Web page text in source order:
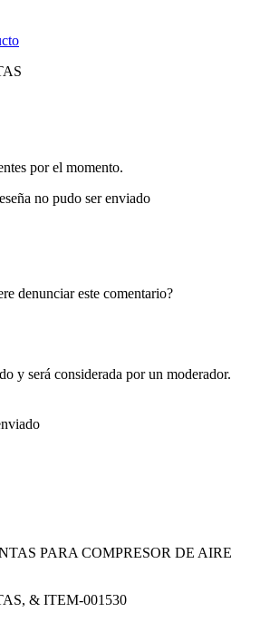
por el momento.
no pudo ser enviado
denunciar este comentario?
y será considerada por un moderador.
& ITEM-001530